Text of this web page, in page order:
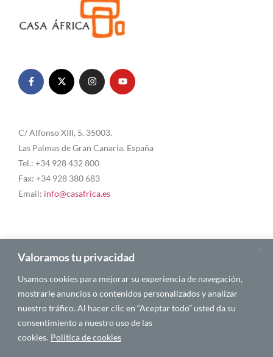
Valoramos tu privacidad
Usamos cookies para mejorar su experiencia de navegación,
mostrarle anuncios o contenidos personalizados y analizar
nuestro tráfico. Al hacer clic en “Aceptar todo” usted da su
consentimiento a nuestro uso de las
cookies. Política de cookies
C/ Alfonso XIII, 5. 35003.
Las Palmas de Gran Canaria. España
Tel.: +34 928 432 800
Fax: +34 928 380 683
Email: info@casafrica.es
Blog
About Us
Personalities
English